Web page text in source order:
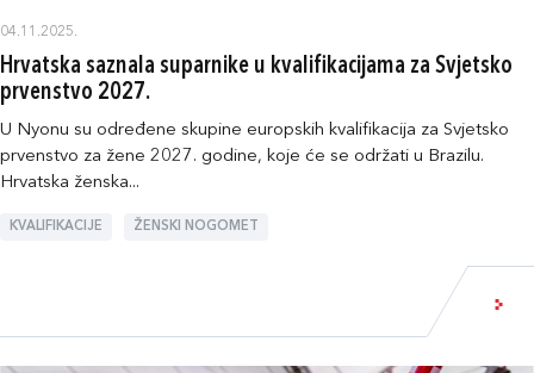
04.11.2025.
Hrvatska saznala suparnike u kvalifikacijama za Svjetsko
prvenstvo 2027.
U Nyonu su određene skupine europskih kvalifikacija za Svjetsko
prvenstvo za žene 2027. godine, koje će se održati u Brazilu.
Hrvatska ženska...
KVALIFIKACIJE ŽENSKI NOGOMET